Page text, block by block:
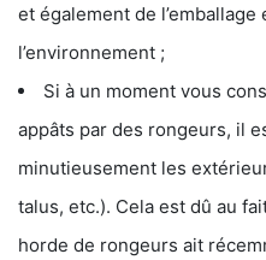
et également de
l’environnement ;
Si à un moment vous
appâts par des rongeurs, il
minutieusement les
talus, etc.). Cela est dû au
horde de rongeurs ait